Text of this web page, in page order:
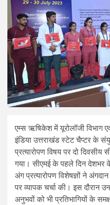
एम्स ऋषिकेश में यूरोलॉजी विभाग
इंडिया उत्तराखंड स्टेट चैप्टर के
प्रत्यारोपण विषय पर दो
गया। सीएमई के पहले दिन देशभर
अंग प्रत्यारोपण विशेषज्ञों ने
पर व्यापक चर्चा की। इस दौरान
अनुभवों को भी प्रतिभागियों के